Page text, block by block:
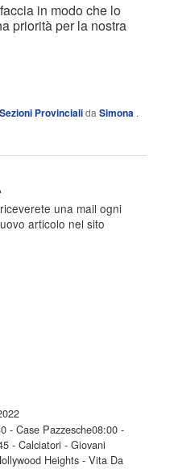
in modo che lo
priorità per la nostra
Sezioni ProvincialidaSimona .
una mail ogni
articolo nel sito
- Case Pazzesche08:00 -
- Calciatori - Giovani
Heights - Vita Da